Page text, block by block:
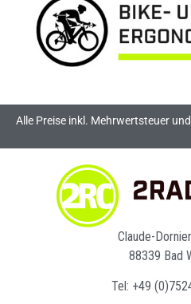
Alle Preise inkl. Mehrwertsteuer
Claude-
88339 Bad
Tel: +49